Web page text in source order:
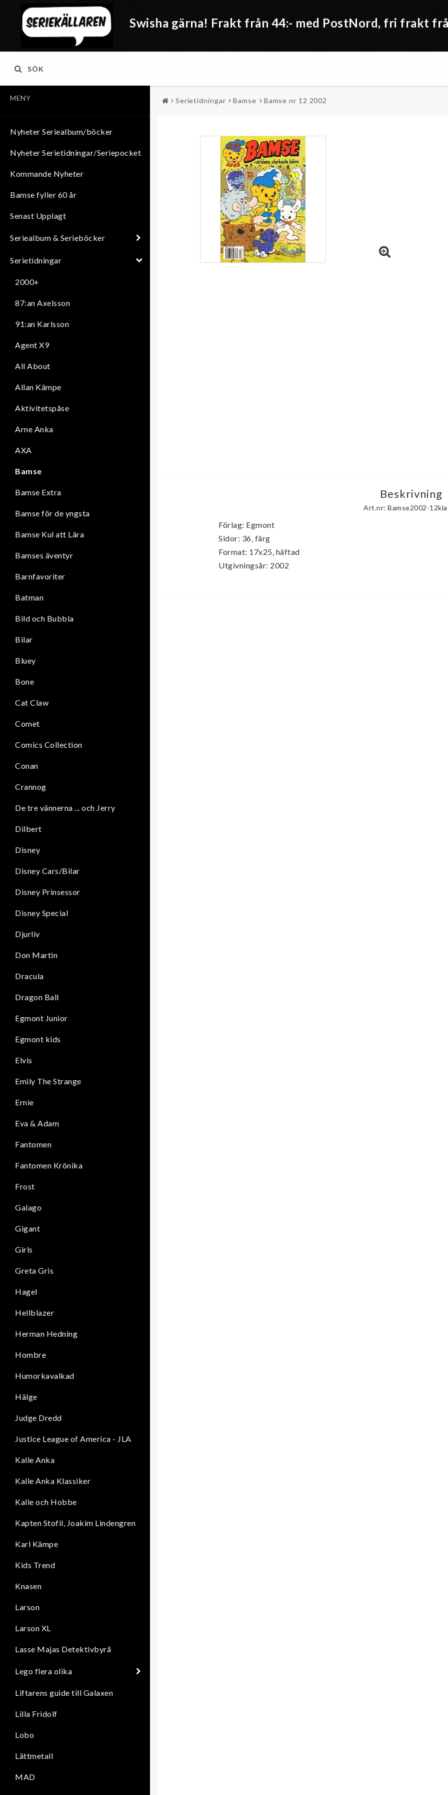
Swisha gärna! Frakt från 44:- med PostNord, fri frakt
SÖK
MENY
Nyheter Seriealbum/böcker
Nyheter Serietidningar/Seriepocket
Kommande Nyheter
Bamse fyller 60 år
Senast Upplagt
Seriealbum & Serieböcker
Serietidningar
2000+
87:an Axelsson
91:an Karlsson
Agent X9
All About
Allan Kämpe
Aktivitetspåse
Arne Anka
AXA
Bamse
Bamse Extra
Bamse för de yngsta
Bamse Kul att Lära
Bamses äventyr
Barnfavoriter
Batman
Bild och Bubbla
Bilar
Bluey
Bone
Cat Claw
Comet
Comics Collection
Conan
Crannog
De tre vännerna ... och Jerry
Dilbert
Disney
Disney Cars/Bilar
Disney Prinsessor
Disney Special
Djurliv
Don Martin
Dracula
Dragon Ball
Egmont Junior
Egmont kids
Elvis
Emily The Strange
Ernie
Eva & Adam
Fantomen
Fantomen Krönika
Frost
Galago
Gigant
Girls
Greta Gris
Hagel
Hellblazer
Herman Hedning
Hombre
Humorkavalkad
Hälge
Judge Dredd
Justice League of America - JLA
Kalle Anka
Kalle Anka Klassiker
Kalle och Hobbe
Kapten Stofil, Joakim Lindengren
Karl Kämpe
Kids Trend
Knasen
Larson
Larson XL
Lasse Majas Detektivbyrå
Lego flera olika
Liftarens guide till Galaxen
Lilla Fridolf
Lobo
Lättmetall
MAD
Serietidningar Bamse Bamse nr 12 2002
Beskrivning
Art.nr: Bamse2002-
Förlag: Egmont
Sidor: 36, färg
Format: 17x25, häftad
Utgivningsår: 2002